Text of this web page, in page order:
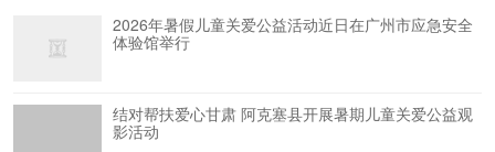
2026年暑假儿童关爱公益活动近日在广州市应急安全
体验馆举行
结对帮扶爱心甘肃 阿克塞县开展暑期儿童关爱公益观
影活动